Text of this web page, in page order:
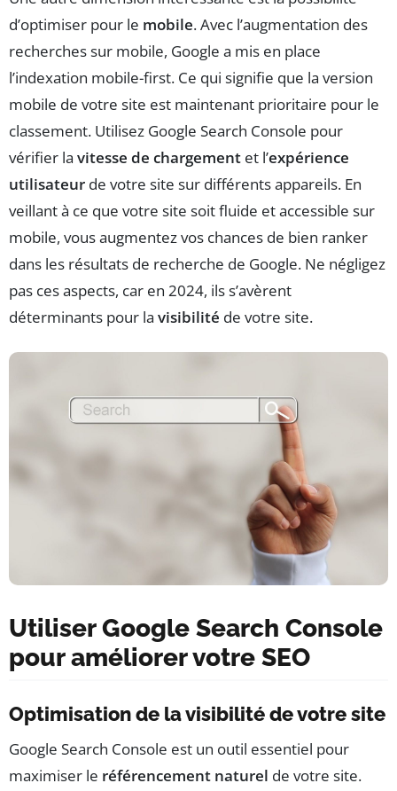
d’optimiser pour le mobile. Avec l’augmentation des
recherches sur mobile, Google a mis en place
l’indexation mobile-first. Ce qui signifie que la version
mobile de votre site est maintenant prioritaire pour le
classement. Utilisez Google Search Console pour
vérifier la vitesse de chargement et l’expérience
utilisateur de votre site sur différents appareils. En
veillant à ce que votre site soit fluide et accessible sur
mobile, vous augmentez vos chances de bien ranker
dans les résultats de recherche de Google. Ne négligez
pas ces aspects, car en 2024, ils s’avèrent
déterminants pour la visibilité de votre site.
Utiliser Google Search Console
pour améliorer votre SEO
Optimisation de la visibilité de votre site
Google Search Console est un outil essentiel pour
maximiser le référencement naturel de votre site.